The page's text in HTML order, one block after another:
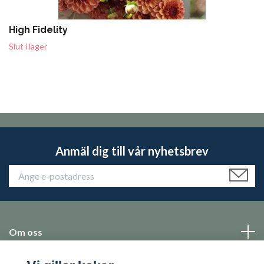
High Fidelity
Slut i lager
Anmäl dig till vår nyhetsbrev
Om oss